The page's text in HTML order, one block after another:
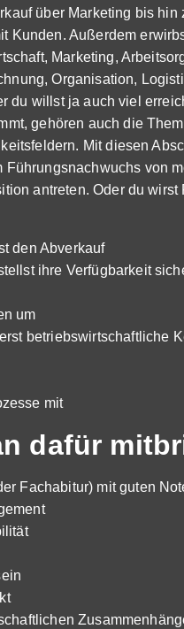
über Marketing bis hin
Kunden. Außerdem
Marketing,
Organisation,
du willst ja auch viel
gehören auch die
Mit diesen
Führungsnachwuchs von
antreten. Oder du
den Abverkauf
ihre Verfügbarkeit
um
betriebswirtschaftliche
mit
dafür
Fachabitur) mit guten